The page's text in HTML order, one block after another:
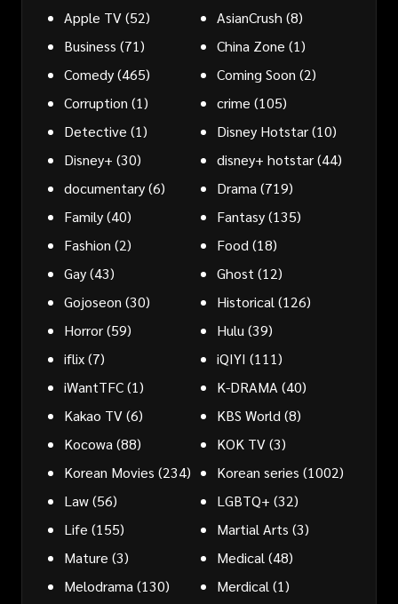
Apple TV(52) AsianCrush (8)
Business (71) China Zone (1)
Comedy(465) Coming Soon (2)
Corruption (1) crime (105)
Detective (1) Disney Hotstar(10)
Disney+ (30) disney+ hotstar(44)
documentary(6) Drama(719)
Family(40) Fantasy(135)
Fashion (2) Food(18)
Gay(43) Ghost(12)
Gojoseon (30) Historical(126)
Horror(59) Hulu(39)
iflix(7) iQIYI (111)
iWantTFC(1) K-DRAMA(40)
Kakao TV(6) KBS World(8)
Kocowa(88) KOK TV(3)
Korean Movies (234) Korean series (1002)
Law(56) LGBTQ+ (32)
Life (155) Martial Arts (3)
Mature (3) Medical(48)
Melodrama(130) Merdical(1)